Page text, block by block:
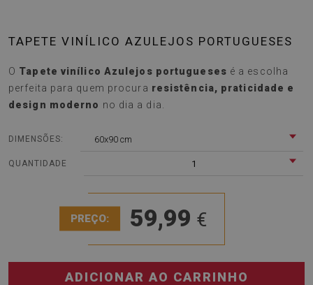
TAPETE VINÍLICO AZULEJOS PORTUGUESES
O Tapete vinílico Azulejos portugueses é a escolha
perfeita para quem procura resistência, praticidade e
design moderno no dia a dia.
DIMENSÕES: 60x90 cm
QUANTIDADE 1
PREÇO: 59,99 €
ADICIONAR AO CARRINHO